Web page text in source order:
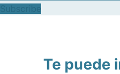
Te puede